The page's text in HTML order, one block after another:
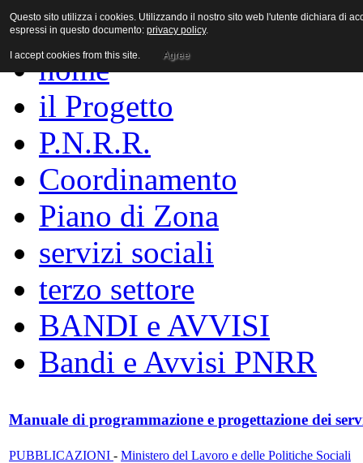
home
il Progetto
P.N.R.R.
Coordinamento
Piano di Zona
servizi sociali
terzo settore
BANDI e AVVISI
Bandi e Avvisi PNRR
Manuale di programmazione e progettazione dei
PUBBLICAZIONI - Ministero del Lavoro e delle Politiche Sociali
Questo sito utilizza i cookies. Utilizzando il nostro sito web l'utente dichiara di
espressi in questo documento: privacy policy.
I accept cookies from this site. Agree